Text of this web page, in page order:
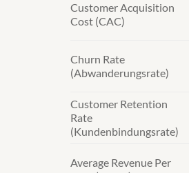
Customer Acquisition
Cost (CAC)
Churn Rate
(Abwanderungsrate)
Customer Retention
Rate
(Kundenbindungsrate)
Average Revenue Per